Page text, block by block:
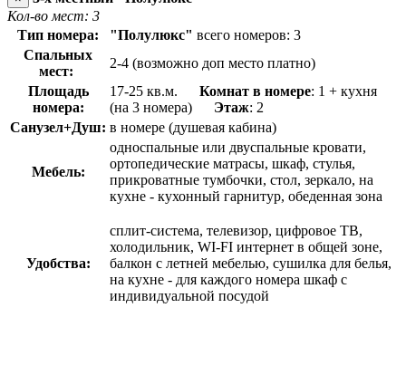
Кол-во мест: 3
Тип номера:
"Полулюкс" всего номеров: 3
Спальных
мест:
2-4 (возможно доп место платно)
Площадь
номера:
17-25 кв.м. Комнат в номере: 1 + кухня
(на 3 номера) Этаж: 2
Санузел+Душ: в номере (душевая кабина)
Мебель:
односпальные или двуспальные кровати,
ортопедические матрасы, шкаф, стулья,
прикроватные тумбочки, стол, зеркало, на
кухне - кухонный гарнитур, обеденная зона
Удобства:
сплит-система, телевизор, цифровое ТВ,
холодильник, WI-FI интернет в общей зоне,
балкон с летней мебелью, сушилка для белья,
на кухне - для каждого номера шкаф с
индивидуальной посудой